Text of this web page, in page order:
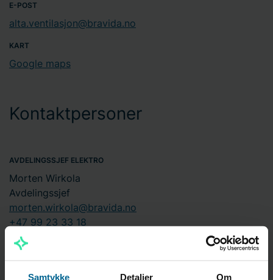
Samtykke Detaljer Om
E-POST
alta.ventilasjon@bravida.no
KART
Google maps
Kontaktpersoner
AVDELINGSSJEF ELEKTRO
Morten Wirkola
Avdelingssjef
morten.wirkola@bravida.no
+47 99 23 33 18
AVDELINGSSJEF VENTILASJON
Tor-Kjetil Møllenes
Avdelingssjef